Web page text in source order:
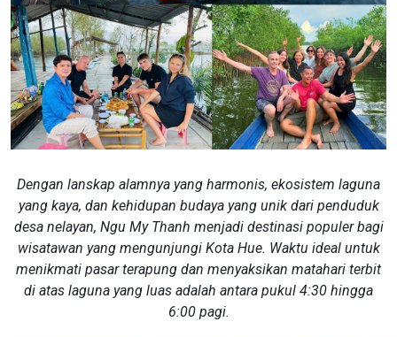
Dengan lanskap alamnya yang harmonis, ekosistem laguna
yang kaya, dan kehidupan budaya yang unik dari penduduk
desa nelayan, Ngu My Thanh menjadi destinasi populer bagi
wisatawan yang mengunjungi Kota Hue. Waktu ideal untuk
menikmati pasar terapung dan menyaksikan matahari terbit
di atas laguna yang luas adalah antara pukul 4:30 hingga
6:00 pagi.